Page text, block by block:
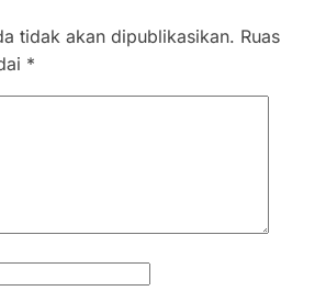
tidak akan dipublikasikan. Ruas
*